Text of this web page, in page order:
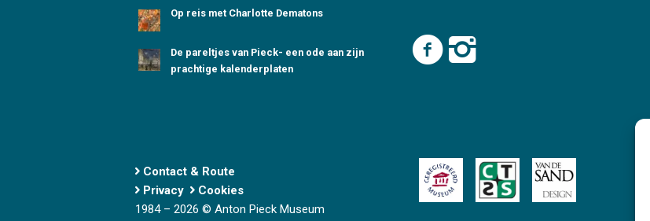
Op reis met Charlotte Dematons
De pareltjes van Pieck- een ode aan zijn
prachtige kalenderplaten
Contact & Route
Privacy
Cookies
1984 – 2026 © Anton Pieck Museum